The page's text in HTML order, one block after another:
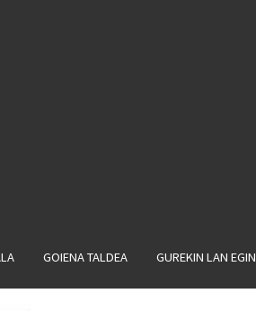
GOIENA TALDEA GUREKIN LAN EGIN